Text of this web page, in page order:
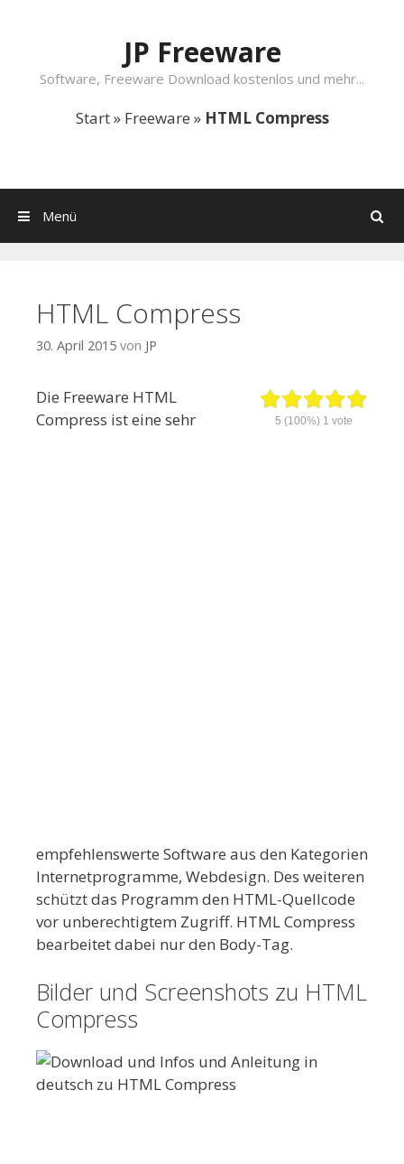
JP Freeware
Software, Freeware Download kostenlos und mehr...
Start» Freeware » HTML Compress
Suchen
Menü
HTML Compress
30. April 2015 von JP
5 (100%) 1 vote
Die Freeware HTML
Compress ist eine sehr
empfehlenswerte Software aus den Kategorien
Internetprogramme, Webdesign. Des weiteren
schützt das Programm den HTML-Quellcode
vor unberechtigtem Zugriff. HTML Compress
bearbeitet dabei nur den Body-Tag.
Bilder und Screenshots zu HTML
Compress